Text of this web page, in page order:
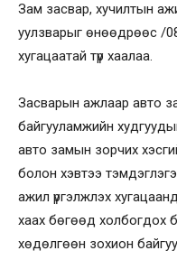
Зам засвар, хучилтын
уулзварыг өнөөдрөөс /
хугацаатай түр хаалаа.
Засварын ажлаар авто
байгууламжийн
авто замын зорчих
болон хэвтээ
ажил үргэлжлэх
хаах бөгөөд холбогдох
хөдөлгөөн зохион